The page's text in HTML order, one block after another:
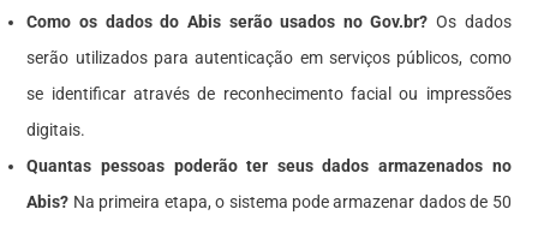
Como os dados do Abis serão usados no Gov.br? Os dados
serão utilizados para autenticação em serviços públicos, como
se identificar através de reconhecimento facial ou impressões
digitais.
Quantas pessoas poderão ter seus dados armazenados no
Abis? Na primeira etapa, o sistema pode armazenar dados de 50